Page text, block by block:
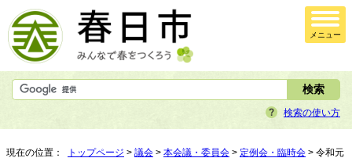
メニュー
検索の使い方
現在の位置： トップページ > 議会 > 本会議・委員会 > 定例会・臨時会 > 令和元